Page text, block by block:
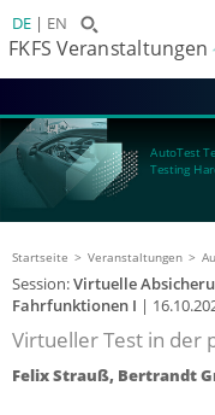
DE EN
FKFS Veranstaltungen
AutoTest
Testing
Startseite Veranstaltungen
Session:Virtuelle
Fahrfunktionen I |
Virtueller Test in der
Felix Strauß, Bertrandt